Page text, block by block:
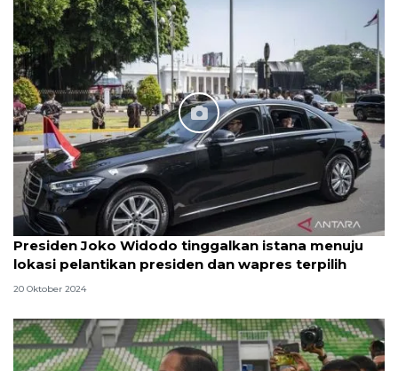
Presiden Joko Widodo tinggalkan istana menuju
lokasi pelantikan presiden dan wapres terpilih
20 Oktober 2024